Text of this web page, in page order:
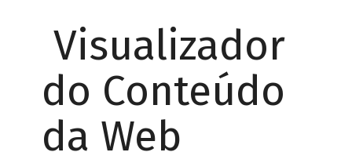
Visualizador
do Conteúdo
da Web